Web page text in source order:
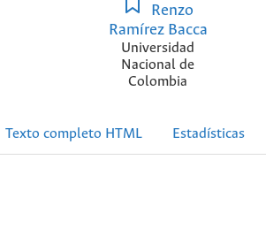
Renzo
Ramírez Bacca
Universidad
Nacional de
Colombia
Texto completo HTML Estadísticas